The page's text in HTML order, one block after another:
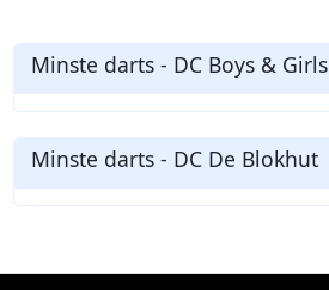
Minste darts - DC Boys & Girls
Minste darts - DC De Blokhut